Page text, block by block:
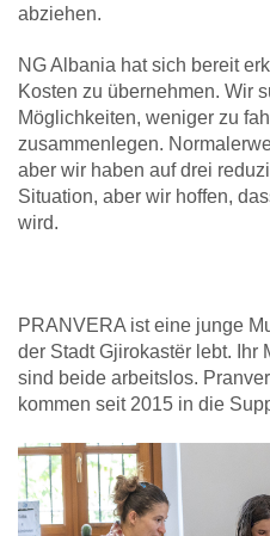
abziehen.
NG Albania hat sich bereit
Kosten zu übernehmen. Wir
Möglichkeiten, weniger zu
zusammenlegen.
aber wir haben auf drei
Situation, aber wir hoffen,
wird.
PRANVERA ist eine junge
der Stadt Gjirokastër lebt. Ihr
sind beide arbeitslos.
kommen seit 2015 in die